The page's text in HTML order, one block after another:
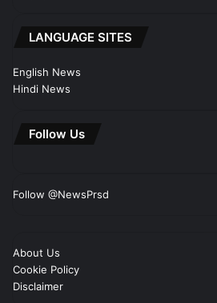
LANGUAGE SITES
English News
Hindi News
Follow Us
Follow @NewsPrsd
About Us
Cookie Policy
Disclaimer